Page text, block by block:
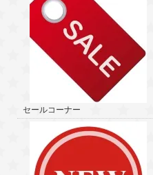
セールコーナー